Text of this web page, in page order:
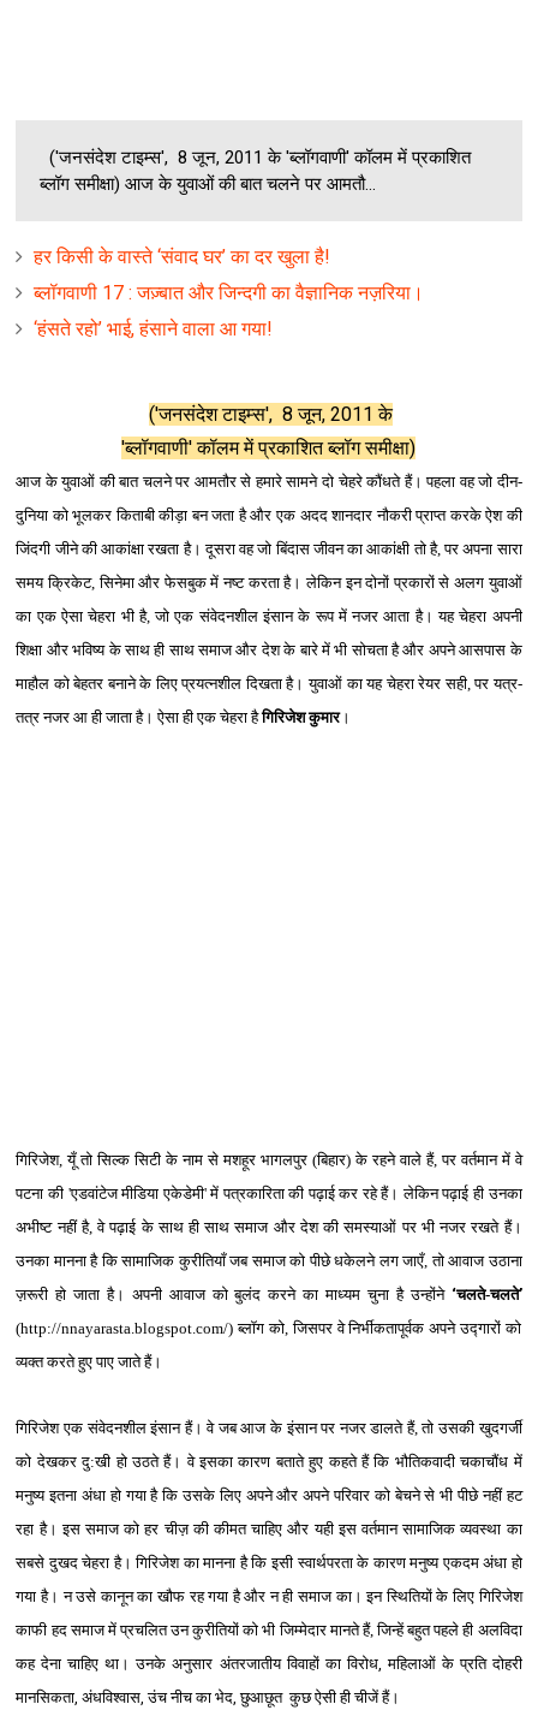
('जनसंदेश टाइम्स', 8 जून, 2011 के 'ब्लॉगवाणी' कॉलम में प्रकाशित
ब्लॉग समीक्षा) आज के युवाओं की बात चलने पर आमतौ...
हर किसी के वास्‍ते ‘संवाद घर’ का दर खुला है!
ब्‍लॉगवाणी 17 : जज़्बात और जिन्‍दगी का वैज्ञानिक नज़रिया।
‘हंसते रहो’ भाई, हंसाने वाला आ गया!
('जनसंदेश टाइम्स', 8 जून, 2011 के
'ब्लॉगवाणी' कॉलम में प्रकाशित ब्लॉग समीक्षा)
आज के युवाओं की बात चलने पर आमतौर से हमारे सामने दो चेहरे कौंधते हैं। पहला वह जो दीन-
दुनिया को भूलकर किताबी कीड़ा बन जता है और एक अदद शानदार नौकरी प्राप्‍त करके ऐश की
जिंदगी जीने की आकांक्षा रखता है। दूसरा वह जो बिंदास जीवन का आकांक्षी तो है, पर अपना सारा
समय क्रिकेट, सिनेमा और फेसबुक में नष्‍ट करता है। लेकिन इन दोनों प्रकारों से अलग युवाओं
का एक ऐसा चेहरा भी है, जो एक संवेदनशील इंसान के रूप में नजर आता है। यह चेहरा अपनी
शिक्षा और भविष्‍य के साथ ही साथ समाज और देश के बारे में भी सोचता है और अपने आसपास के
माहौल को बेहतर बनाने के लिए प्रयत्‍नशील दिखता है। युवाओं का यह चेहरा रेयर सही, पर यत्र-
तत्र नजर आ ही जाता है। ऐसा ही एक चेहरा हैगिरिजेश कुमार।
गिरिजेश, यूँ तो सिल्‍क सिटी के नाम से मशहूर भागलपुर (बिहार) के रहने वाले हैं, पर वर्तमान में वे
पटना की 'एडवांटेज मीडिया एकेडेमी' में पत्रकारिता की पढ़ाई कर रहे हैं। लेकिन पढ़ाई ही उनका
अभीष्‍ट नहीं है, वे पढ़ाई के साथ ही साथ समाज और देश की समस्‍याओं पर भी नजर रखते हैं।
उनका मानना है कि सामाजिक कुरीतियाँ जब समाज को पीछे धकेलने लग जाएँ, तो आवाज उठाना
ज़रूरी हो जाता है। अपनी आवाज को बुलंद करने का माध्‍यम चुना है उन्‍होंने ‘चलते-चलते’
(http://nnayarasta.blogspot.com/)ब्‍लॉग को, जिसपर वे निर्भीकतापूर्वक अपने उद्गारों को
व्‍यक्‍त करते हुए पाए जाते हैं।
गिरिजेश एक संवेदनशील इंसान हैं। वे जब आज के इंसान पर नजर डालते हैं, तो उसकी खुदगर्जी
को देखकर दु:खी हो उठते हैं। वे इसका कारण बताते हुए कहते हैं कि भौतिकवादी चकाचौंध में
मनुष्य इतना अंधा हो गया है कि उसके लिए अपने और अपने परिवार को बेचने से भी पीछे नहीं हट
रहा है।इस समाज को हर चीज़ की कीमत चाहिए और यही इस वर्तमान सामाजिक व्यवस्था का
सबसे दुखद चेहरा है।गिरिजेश का मानना है कि इसी स्‍वार्थपरता के कारण मनुष्‍य एकदम अंधा हो
गया है। न उसे कानून का खौफ रह गया है औरनही समाज का। इन स्थितियों के लिए गिरिजेश
काफी हद समाज में प्रचलित उन कुरीतियों को भी जिम्‍मेदार मानते हैं, जिन्‍हें बहुत पहले ही अलविदा
कह देना चाहिए था। उनके अनुसार अंतरजातीय विवाहों का विरोध,महिलाओं के प्रति दोहरी
मानसिकता,अंधविश्वास,उंच नीच का भेद,छुआछूत कुछ ऐसी ही चीजें हैं।